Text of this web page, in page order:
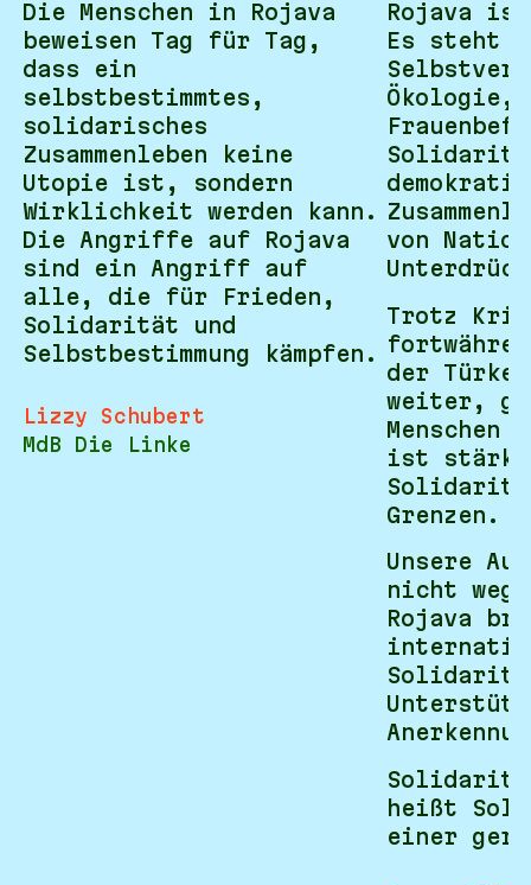
Die Menschen in Rojava
beweisen Tag für Tag,
dass ein
selbstbestimmtes,
solidarisches
Zusammenleben keine
Utopie ist, sondern
Wirklichkeit werden kann.
Die Angriffe auf Rojava
sind ein Angriff auf
alle, die für Frieden,
Solidarität und
Selbstbestimmung kämpfen.
Lizzy Schubert
MdB Die Linke
Rojava
Es steht
Ökologie,
von
Trotz
der
weiter,
Menschen
ist
Grenzen.
Unsere
nicht
Rojava
heißt
einer